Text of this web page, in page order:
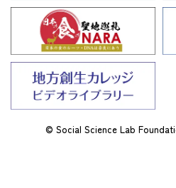
© Social Science Lab